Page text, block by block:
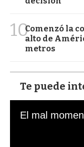
10Comenzó la
alto de
metros
Te puede